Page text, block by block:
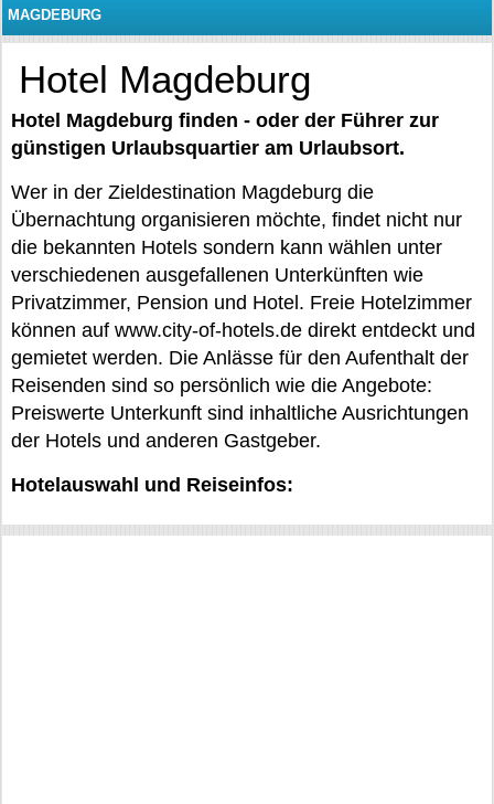
MAGDEBURG
Hotel Magdeburg
Hotel Magdeburg finden - oder der Führer zur
günstigen Urlaubsquartier am Urlaubsort.
Wer in der Zieldestination Magdeburg die
Übernachtung organisieren möchte, findet nicht nur
die bekannten Hotels sondern kann wählen unter
verschiedenen ausgefallenen Unterkünften wie
Privatzimmer, Pension und Hotel. Freie Hotelzimmer
können auf www.city-of-hotels.de direkt entdeckt und
gemietet werden. Die Anlässe für den Aufenthalt der
Reisenden sind so persönlich wie die Angebote:
Preiswerte Unterkunft sind inhaltliche Ausrichtungen
der Hotels und anderen Gastgeber.
Hotelauswahl und Reiseinfos: